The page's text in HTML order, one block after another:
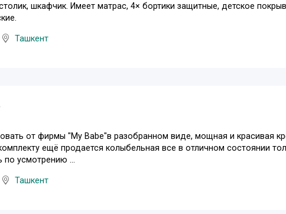
шкафчик. Имеет матрас, 4× бортики защитные, детское
Ташкент
от фирмы "My Babe"в разобранном виде, мощная и красивая
ещё продается колыбельная все в отличном состоянии
по усмотрению ...
Ташкент